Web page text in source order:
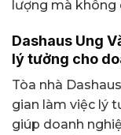
lượng mà không
Dashaus Ung
lý tưởng cho
Tòa nhà
gian làm việc lý
giúp doanh